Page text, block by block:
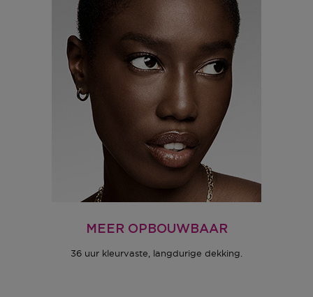
MEER OPBOUWBAAR
36 uur kleurvaste, langdurige dekking.